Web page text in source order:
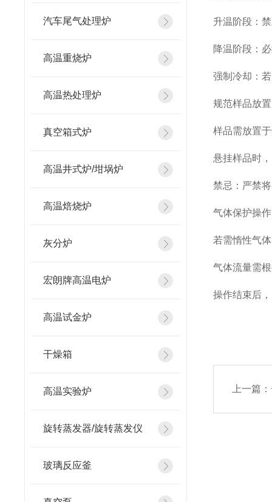
汽车尾气处理炉
高温重烧炉
高温热处理炉
真空箱式炉
高温井式炉/坩埚炉
高温焙烧炉
灰分炉
宏朗牌高温电炉
高温试金炉
干燥箱
高温实验炉
旋转蒸发器/旋转蒸发仪
玻璃反应釜
升温阶段：
降温阶段：
强制冷却：
规范样品放置
样品需放置
悬挂样品时
禁忌：严禁
气体保护操作
若需惰性气
气体流量需
操作结束后
上一篇：